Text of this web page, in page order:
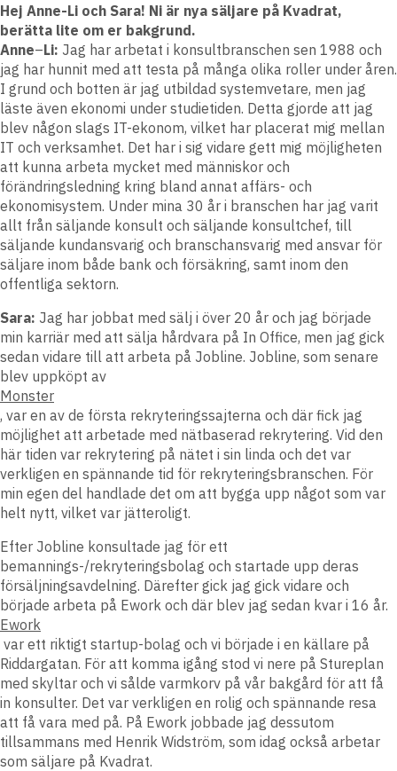
Hej Anne-Li och Sara! Ni är nya säljare på Kvadrat,
berätta lite om er bakgrund.
Anne–Li: Jag har arbetat i konsultbranschen sen 1988 och
jag har hunnit med att testa på många olika roller under åren.
I grund och botten är jag utbildad systemvetare, men jag
läste även ekonomi under studietiden. Detta gjorde att jag
blev någon slags IT-ekonom, vilket har placerat mig mellan
IT och verksamhet. Det har i sig vidare gett mig möjligheten
att kunna arbeta mycket med människor och
förändringsledning kring bland annat affärs- och
ekonomisystem. Under mina 30 år i branschen har jag varit
allt från säljande konsult och säljande konsultchef, till
säljande kundansvarig och branschansvarig med ansvar för
säljare inom både bank och försäkring, samt inom den
offentliga sektorn.
Sara: Jag har jobbat med sälj i över 20 år och jag började
min karriär med att sälja hårdvara på In Office, men jag gick
sedan vidare till att arbeta på Jobline. Jobline, som senare
blev uppköpt av
Monster
, var en av de första rekryteringssajterna och där fick jag
möjlighet att arbetade med nätbaserad rekrytering. Vid den
här tiden var rekrytering på nätet i sin linda och det var
verkligen en spännande tid för rekryteringsbranschen. För
min egen del handlade det om att bygga upp något som var
helt nytt, vilket var jätteroligt.
Efter Jobline konsultade jag för ett
bemannings-/rekryteringsbolag och startade upp deras
försäljningsavdelning. Därefter gick jag gick vidare och
började arbeta på Ework och där blev jag sedan kvar i 16 år.
Ework
var ett riktigt startup-bolag och vi började i en källare på
Riddargatan. För att komma igång stod vi nere på Stureplan
med skyltar och vi sålde varmkorv på vår bakgård för att få
in konsulter. Det var verkligen en rolig och spännande resa
att få vara med på. På Ework jobbade jag dessutom
tillsammans med Henrik Widström, som idag också arbetar
som säljare på Kvadrat.